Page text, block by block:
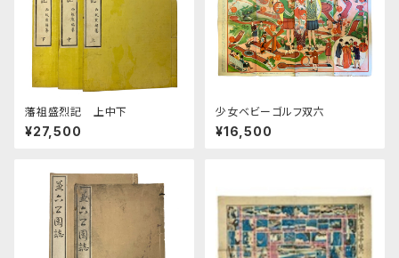
藩祖盛烈記 上中下
¥27,500
少女ベビーゴルフ双六
¥16,500